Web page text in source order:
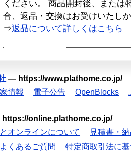
ください。 商品開封後、または
合、返品・交換はお受けいたし
⇒返品について詳しくはこちら
— https://www.plathome.co.jp/
情報 電子公告 OpenBlocks
https://online.plathome.co.jp/
オンラインについて
見積書・
よくあるご質問
特定商取引法に